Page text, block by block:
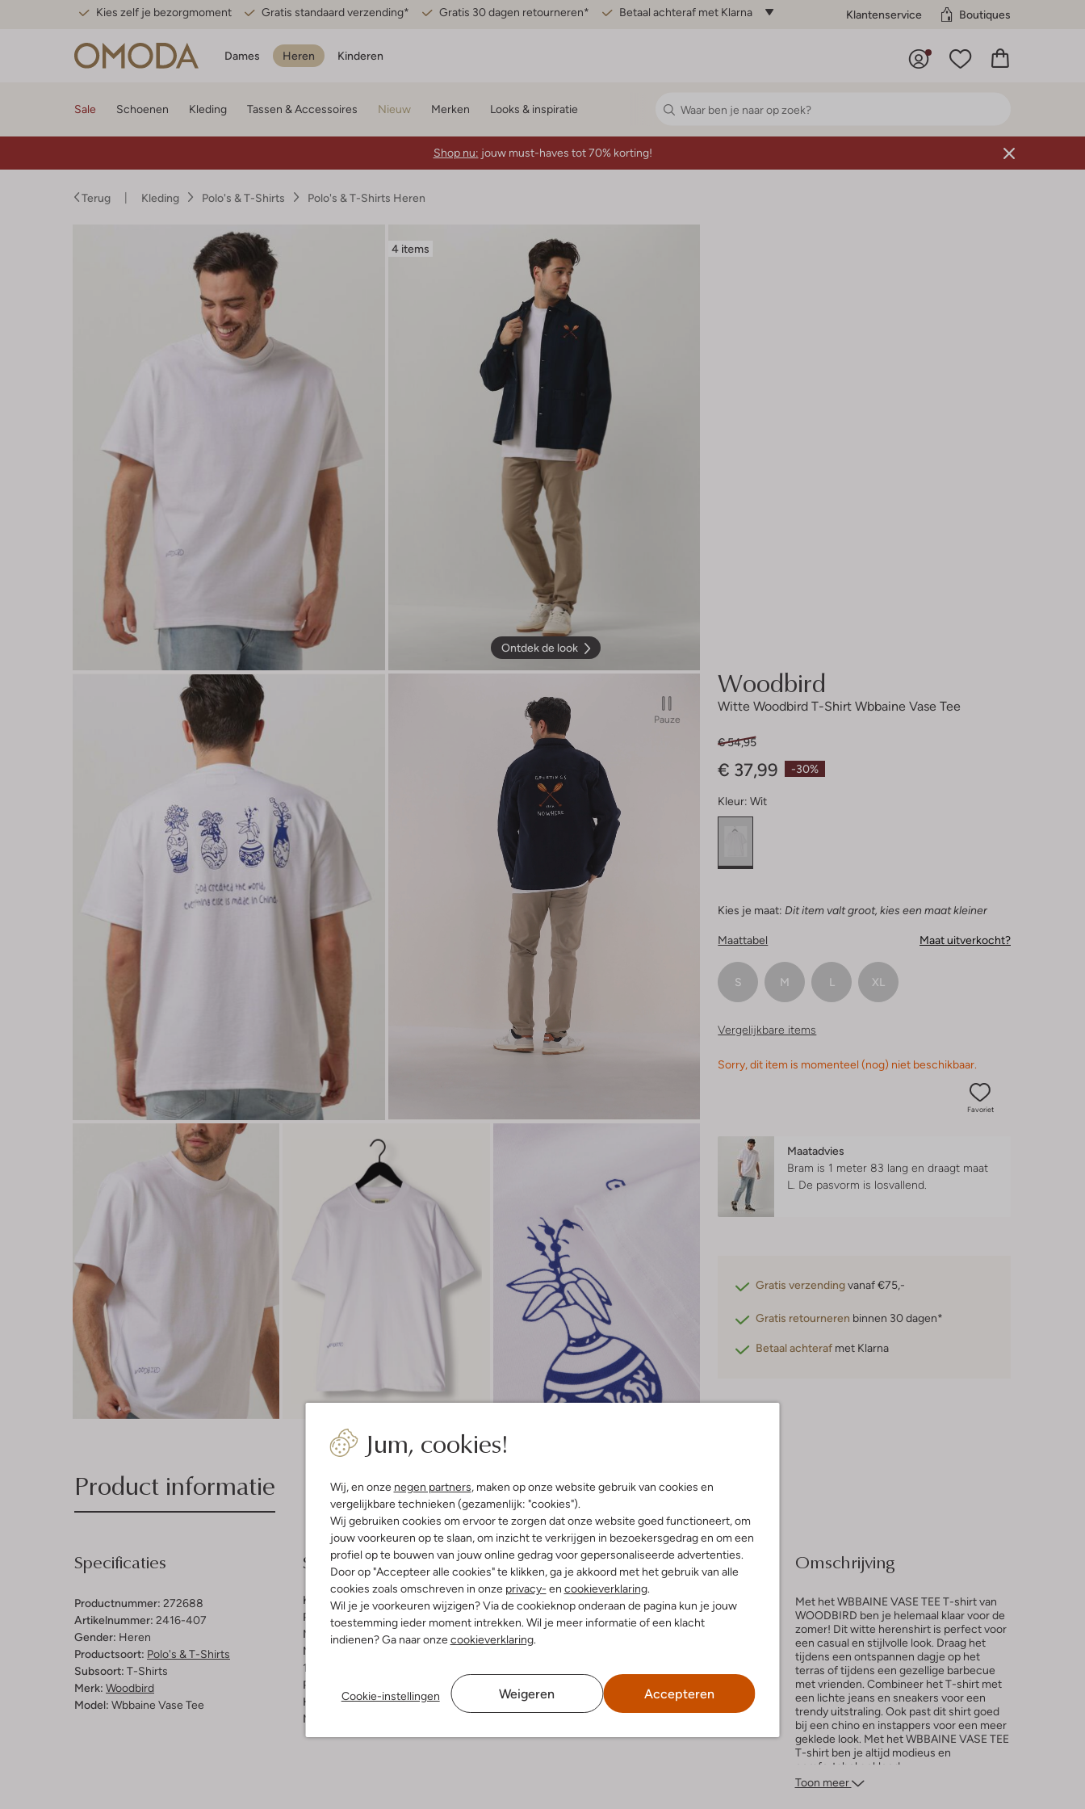
Kies zelf je bezorgmoment Gratis standaard verzending* Gratis 30 dagen retourneren* Betaal achteraf met Klarna Klantenservice Boutiques
Dames Heren Kinderen
Jum, cookies!
Wij, en onze negen partners, maken op onze website gebruik van cookies en
vergelijkbare technieken (gezamenlijk: "cookies").
Wij gebruiken cookies om ervoor te zorgen dat onze website goed functioneert, om
jouw voorkeuren op te slaan, om inzicht te verkrijgen in bezoekersgedrag en om een
profiel op te bouwen van jouw online gedrag voor gepersonaliseerde advertenties.
Door op "Accepteer alle cookies" te klikken, ga je akkoord met het gebruik van alle
cookies zoals omschreven in onze privacy- en cookieverklaring.
Wil je je voorkeuren wijzigen? Via de cookieknop onderaan de pagina kun je jouw
toestemming ieder moment intrekken. Wil je meer informatie of een klacht
indienen? Ga naar onzecookieverklaring.
Cookie-instellingen Weigeren Accepteren
Sale Schoenen Kleding Tassen & Accessoires Nieuw Merken Looks & inspiratie
Shop nu: jouw must-haves tot 70% korting!
Terug Kleding Polo's & T-Shirts Polo's & T-Shirts Heren
4 items
Ontdek de look
Pauze
Woodbird
Witte Woodbird T-Shirt Wbbaine Vase Tee
-30%
€ 54,95
€ 37,99
Kleur: Wit
Kies je maat: Dit item valt groot, kies een maat kleiner
Maattabel Maat uitverkocht?
S M L XL
Vergelijkbare items
Sorry, dit item is momenteel (nog) niet beschikbaar.
Favoriet
Maatadvies
Bram is 1 meter 83 lang en draagt maat
L. De pasvorm is losvallend
Gratis verzendingvanaf €75,-
Gratis retourneren binnen 30 dagen*
Betaal achteraf met Klarna
Product informatie Bezorgen & retourneren
Specificaties
Productnummer: 272688
Artikelnummer: 2416-407
Gender: Heren
Productsoort: Polo's & T-Shirts
Subsoort: T-Shirts
Merk: Woodbird
Model: Wbbaine Vase Tee
Samenstelling & Pasvorm
Kleur: Wit
Patroon:
Effen
Materiaal:
Biologisch Katoen
Materiaalpercentages:
100% Biologisch Katoen
Pasvorm:
Halslijn:Rond
Mouwlengte:
Wasvoorschriften
Beperkt wassen op 40 °C
Strijken op maximaal 200 °C
Gewone chemische reiniging
Niet bleken
Omschrijving
Met het WBBAINE VASE TEE T-shirt van
WOODBIRD ben je helemaal klaar voor de
zomer! Dit witte herenshirt is perfect voor
een casual en stijlvolle look. Draag het
tijdens een ontspannen dagje op het
terras of tijdens een gezellige barbecue
met vrienden. Combineer het T-shirt met
een lichte jeans en sneakers voor een
trendy uitstraling. Ook past dit shirt goed
bij een chino en instappers voor een meer
geklede look. Met het WBBAINE VASE TEE
T-shirt ben je altijd modieus en
comfortabel gekleed.
Toon meer